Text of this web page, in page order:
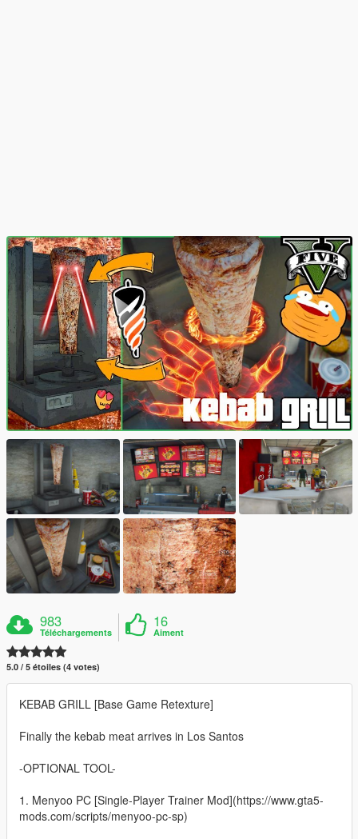
983
Téléchargements
16
Aiment
5.0 / 5 étoiles (4 votes)
KEBAB GRILL [Base Game Retexture]
Finally the kebab meat arrives in Los Santos
-OPTIONAL TOOL-
1. Menyoo PC [Single-Player Trainer Mod](https://www.gta5-
mods.com/scripts/menyoo-pc-sp)